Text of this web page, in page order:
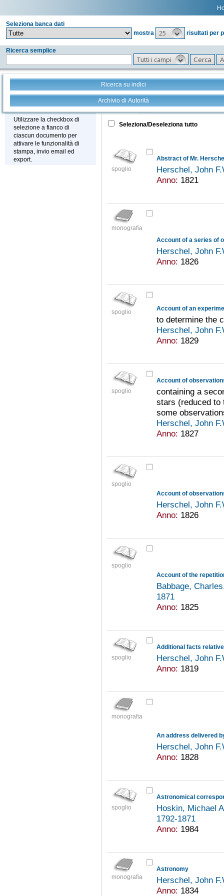
Seleziona banca dati
mostra
25 risultati per
Ricerca semplice
Tutti i campi
Ricerca su indici
Archivio di Autorità
Stampa - Email - Export
Utilizzare la checkbox di
selezione a fianco di
ciascun documento per
attivare le funzionalità di
stampa, invio email ed
export.
Tutto +
Seleziona/Deseleziona tutto
spoglio
Abstract of Mr.
Herschel, John
Anno: 1821
monografia
Herschel, John
Anno: 1826
spoglio
to determine the
Herschel, John
Anno: 1829
spoglio
containing a
stars (reduced to
some
Herschel, John
Anno: 1827
spoglio
Herschel, John
Anno: 1826
spoglio
Babbage,
1871
Anno: 1825
spoglio
Additional facts
Herschel, John
Anno: 1819
monografia
Herschel, John
Anno: 1828
spoglio
Astronomical
Hoskin, Michael
1792-1871
Anno: 1984
monografia
Astronomy
Herschel, John
Anno: 1834